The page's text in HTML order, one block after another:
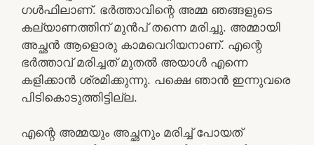
ഗൾഫിലാണ്. ഭർത്താവിന്റെ അമ്മ ഞങ്ങളുടെ
കല്യാണത്തിന് മുൻപ് തന്നെ മരിച്ചു. അമ്മായി
അച്ഛൻ ആളൊരു കാമവെറിയനാണ്. എന്റെ
ഭർത്താവ് മരിച്ചത് മുതൽ അയാൾ എന്നെ
കളിക്കാൻ ശ്രമിക്കുന്നു. പക്ഷെ ഞാൻ ഇന്നുവരെ
പിടികൊടുത്തിട്ടില്ല.
എന്റെ അമ്മയും അച്ഛനും മരിച്ച് പോയത്